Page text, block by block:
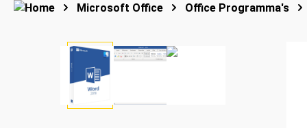
Microsoft Office Office Programma's
Afbeeldingengalerij overslaan